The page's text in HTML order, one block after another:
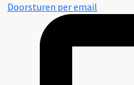
Doorsturen per email